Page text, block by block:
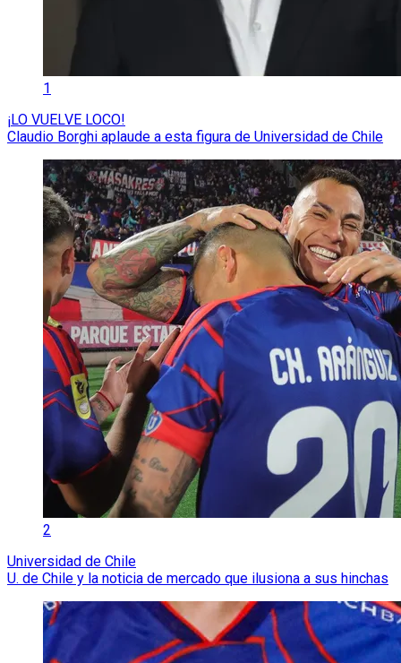
1
¡LO VUELVE LOCO!
Claudio Borghi aplaude a esta figura de Universidad de Chile
2
Universidad de Chile
U. de Chile y la noticia de mercado que ilusiona a sus hinchas